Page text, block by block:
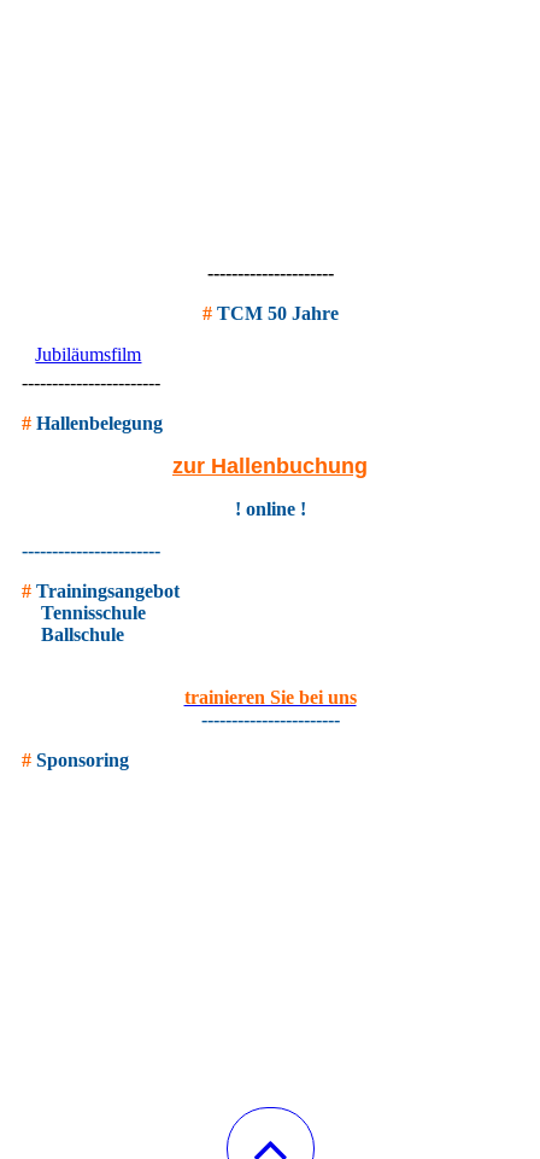
---------------------
# TCM 50 Jahre
Jubiläumsfilm
-----------------------
#Hallenbelegung
zur Hallenbuchung
! online !
-----------------------
# Trainingsangebot
Tennisschule
Ballschule
trainieren Sie bei uns
-----------------------
# Sponsoring